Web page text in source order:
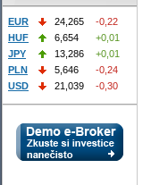
EUR 24,265
-0,22
HUF
6,654
+0,01
JPY
13,286
+0,01
PLN
5,646
-0,24
USD
21,039 -0,30